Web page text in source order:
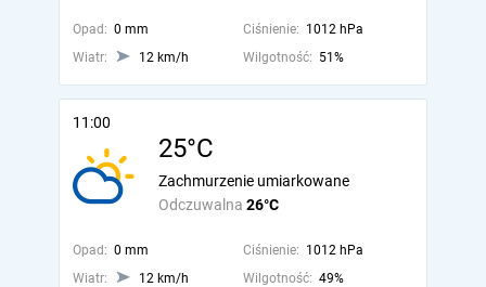
Opad: 0 mm Ciśnienie: 1012 hPa
Wiatr:
12 km/h Wilgotność: 51%
11:00
25°C
Odczuwalna 26°C
Zachmurzenie umiarkowane
Opad: 0 mm Ciśnienie: 1012 hPa
Wiatr:
12 km/h Wilgotność: 49%